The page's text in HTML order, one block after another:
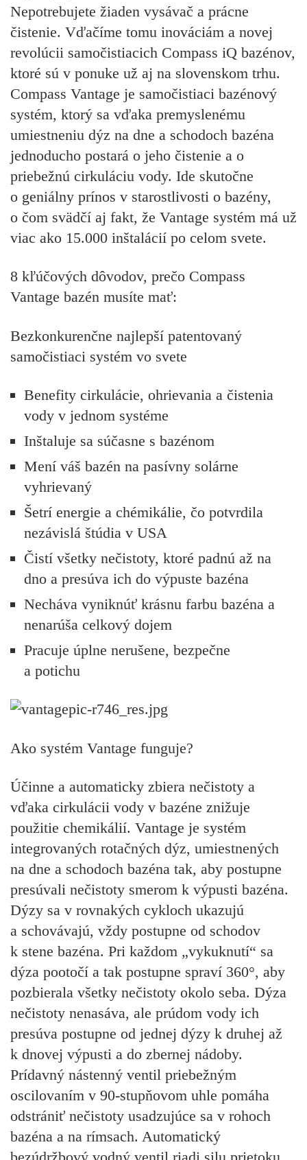
Nepotrebujete žiaden vysávač a prácne
čistenie. Vďačíme tomu inováciám a novej
revolúcii samočistiacich Compass iQ bazénov,
ktoré sú v ponuke už aj na slovenskom trhu.
Compass Vantage je samočistiaci bazénový
systém, ktorý sa vďaka premyslenému
umiestneniu dýz na dne a schodoch bazéna
jednoducho postará o jeho čistenie a o
priebežnú cirkuláciu vody. Ide skutočne
o geniálny prínos v starostlivosti o bazény,
o čom svädčí aj fakt, že Vantage systém má už
viac ako 15.000 inštalácií po celom svete.
8 kľúčových dôvodov, prečo Compass
Vantage bazén musíte mať:
Bezkonkurenčne najlepší patentovaný
samočistiaci systém vo svete
Benefity cirkulácie, ohrievania a čistenia
vody v jednom systéme
Inštaluje sa súčasne s bazénom
Mení váš bazén na pasívny solárne
vyhrievaný
Šetrí energie a chémikálie, čo potvrdila
nezávislá štúdia v USA
Čistí všetky nečistoty, ktoré padnú až na
dno a presúva ich do výpuste bazéna
Necháva vyniknúť krásnu farbu bazéna a
nenarúša celkový dojem
Pracuje úplne nerušene, bezpečne
a potichu
Ako systém Vantage funguje?
Účinne a automaticky zbiera nečistoty a
vďaka cirkulácii vody v bazéne znižuje
použitie chemikálií. Vantage je systém
integrovaných rotačných dýz, umiestnených
na dne a schodoch bazéna tak, aby postupne
presúvali nečistoty smerom k výpusti bazéna.
Dýzy sa v rovnakých cykloch ukazujú
a schovávajú, vždy postupne od schodov
k stene bazéna. Pri každom „vykuknutí“ sa
dýza pootočí a tak postupne spraví 360°, aby
pozbierala všetky nečistoty okolo seba. Dýza
nečistoty nenasáva, ale prúdom vody ich
presúva postupne od jednej dýzy k druhej až
k dnovej výpusti a do zbernej nádoby.
Prídavný nástenný ventil priebežným
oscilovaním v 90-stupňovom uhle pomáha
odstrániť nečistoty usadzujúce sa v rohoch
bazéna a na rímsach. Automatický